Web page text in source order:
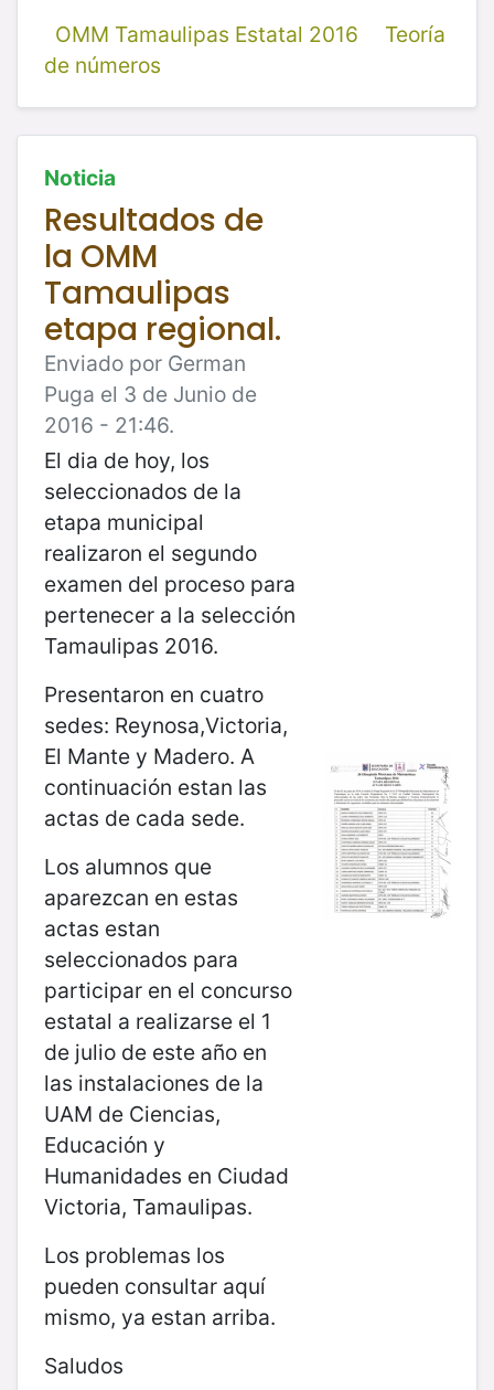
OMM Tamaulipas Estatal 2016
Teoría
de números
Noticia
Resultados de
la OMM
Tamaulipas
etapa regional.
Enviado por German
Puga el 3 de Junio de
2016 - 21:46.
El dia de hoy, los
seleccionados de la
etapa municipal
realizaron el segundo
examen del proceso para
pertenecer a la selección
Tamaulipas 2016.
Presentaron en cuatro
sedes: Reynosa,Victoria,
El Mante y Madero. A
continuación estan las
actas de cada sede.
Los alumnos que
aparezcan en estas
actas estan
seleccionados para
participar en el concurso
estatal a realizarse el 1
de julio de este año en
las instalaciones de la
UAM de Ciencias,
Educación y
Humanidades en Ciudad
Victoria, Tamaulipas.
Los problemas los
pueden consultar aquí
mismo, ya estan arriba.
Saludos